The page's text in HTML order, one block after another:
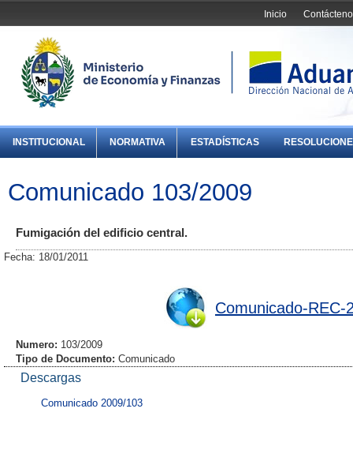
Inicio
INSTITUCIONAL NORMATIVA ESTADÍSTICAS
Comunicado 103/2009
Fumigación del edificio central.
Fecha: 18/01/2011
Comunicado-REC-
Numero: 103/2009
Tipo de Documento: Comunicado
Descargas
Comunicado 2009/103